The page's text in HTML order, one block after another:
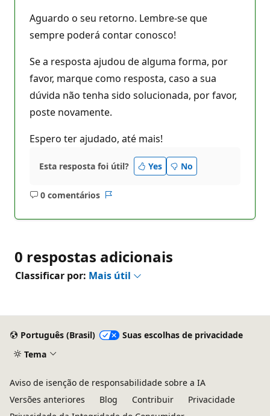
Aguardo o seu retorno. Lembre-se que
sempre poderá contar conosco!
Se a resposta ajudou de alguma forma, por
favor, marque como resposta, caso a sua
dúvida não tenha sido solucionada, por favor,
poste novamente.
Espero ter ajudado, até mais!
Esta resposta foi útil? Yes No
0 comentários
Sem
0 respostas adicionais
Classificar por: Mais útil
Português (Brasil)
Suas escolhas de privacidade
Tema
Aviso de isenção de responsabilidade sobre a IA
Versões anteriores
Blog Contribuir
Privacidade